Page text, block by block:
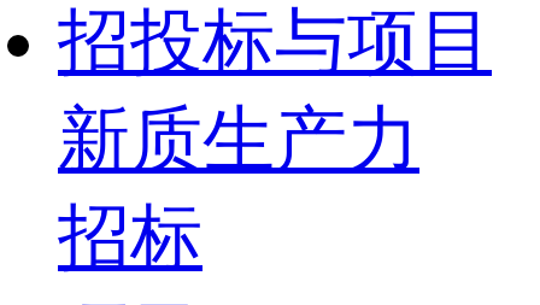
招投标与项目
新质生产力
招标